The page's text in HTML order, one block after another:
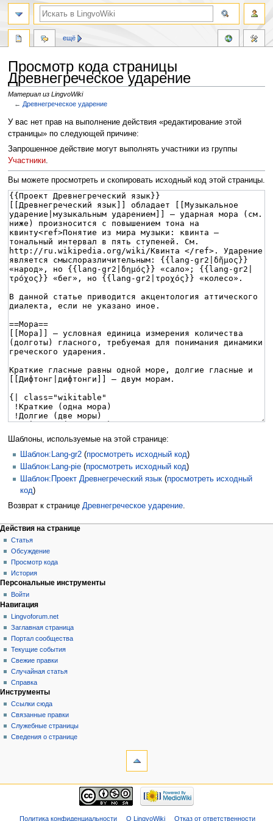
Просмотр кода страницы
Древнегреческое ударение
Материал из LingvoWiki
← Древнегреческое ударение
Перейти
к
навигации
Перейти
к
поиску
У вас нет прав на выполнение действия «редактирование этой
страницы» по следующей причине:
Запрошенное действие могут выполнять участники из группы
Участники.
Вы можете просмотреть и скопировать исходный код этой страницы.
Шаблоны, используемые на этой странице:
Шаблон:Lang-gr2 (просмотреть исходный код)
Шаблон:Lang-pie (просмотреть исходный код)
Шаблон:Проект Древнегреческий язык (просмотреть исходный
код)
Возврат к странице Древнегреческое ударение.
Действия на странице
Статья
Обсуждение
Просмотр кода
История
ещё
Персональные инструменты
Войти
Навигация
Lingvoforum.net
Заглавная страница
Портал сообщества
Текущие события
Свежие правки
Случайная статья
Справка
Инструменты
Ссылки сюда
Связанные правки
Служебные страницы
Сведения о странице
Политика конфиденциальности О LingvoWiki Отказ от ответственности